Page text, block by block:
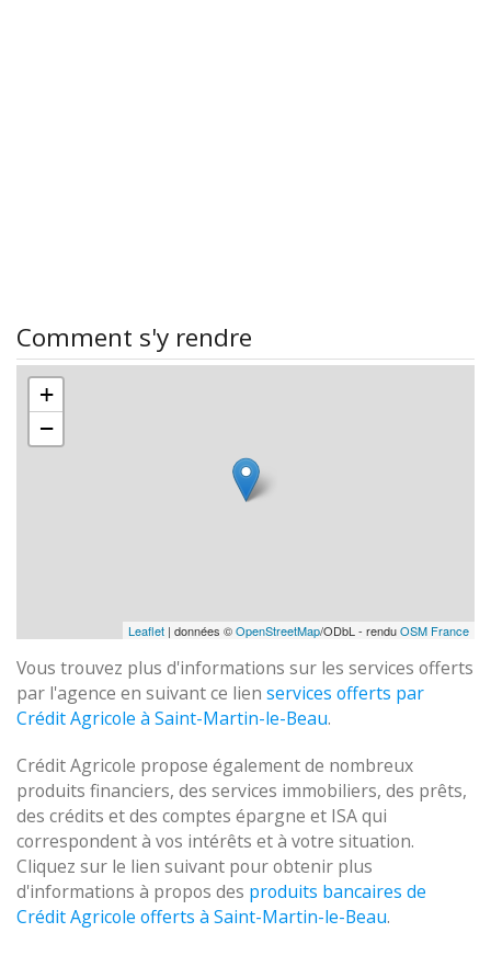
Comment s'y rendre
+
−
Leaflet | données ©OpenStreetMap/ODbL - renduOSM France
Vous trouvez plus d'informations sur les services offerts
par l'agence en suivant ce lien services offerts par
Crédit Agricole à Saint-Martin-le-Beau.
Crédit Agricole propose également de nombreux
produits financiers, des services immobiliers, des prêts,
des crédits et des comptes épargne et ISA qui
correspondent à vos intérêts et à votre situation.
Cliquez sur le lien suivant pour obtenir plus
d'informations à propos des produits bancaires de
Crédit Agricole offerts à Saint-Martin-le-Beau.